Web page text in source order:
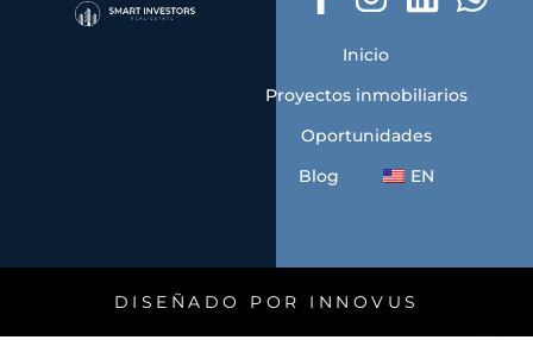
Inicio
Proyectos inmobiliarios
Oportunidades
Blog EN
DISEÑADO POR INNOVUS